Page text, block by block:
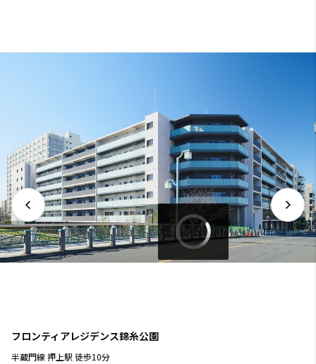
フロンティアレジデンス錦糸公園
半蔵門線 押上駅 徒歩10分